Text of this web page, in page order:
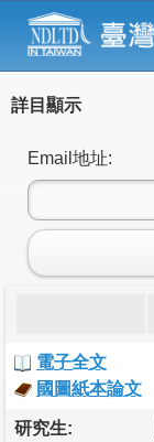
詳目顯示
Email地址:
電子全文
國圖紙本論文
研究生: